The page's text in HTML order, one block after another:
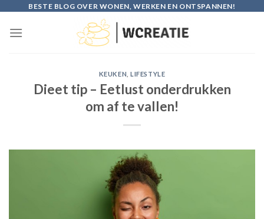
content
BESTE BLOG OVER WONEN, WERKEN EN ONTSPANNEN!
KEUKEN ,LIFESTYLE
Dieet tip – Eetlust onderdrukken
om af te vallen!